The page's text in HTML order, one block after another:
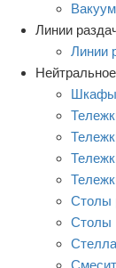
Линии
Линии
Шкафы
Столы
Столы